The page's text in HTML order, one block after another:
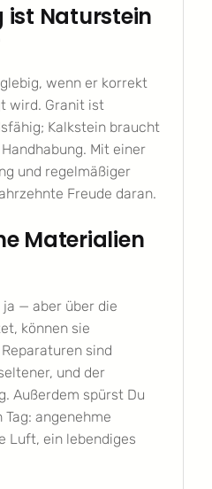
ist Naturstein
wenn er korrekt
wird. Granit ist
Kalkstein braucht
Mit einer
und regelmäßiger
Freude daran.
Materialien
— aber über die
können sie
sind
und der
Außerdem spürst Du
angenehme
Luft, ein lebendiges